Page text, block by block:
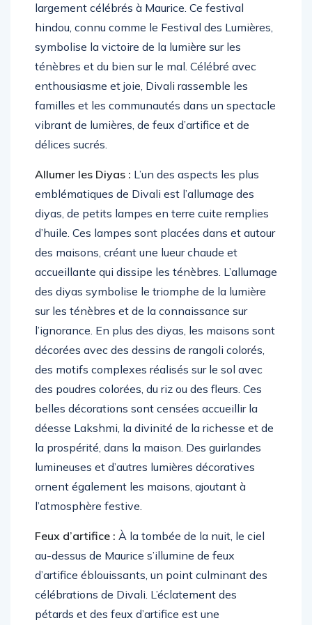
largement célébrés à Maurice. Ce festival
hindou, connu comme le Festival des Lumières,
symbolise la victoire de la lumière sur les
ténèbres et du bien sur le mal. Célébré avec
enthousiasme et joie, Divali rassemble les
familles et les communautés dans un spectacle
vibrant de lumières, de feux d’artifice et de
délices sucrés.
Allumer les Diyas : L’un des aspects les plus
emblématiques de Divali est l’allumage des
diyas, de petits lampes en terre cuite remplies
d’huile. Ces lampes sont placées dans et autour
des maisons, créant une lueur chaude et
accueillante qui dissipe les ténèbres. L’allumage
des diyas symbolise le triomphe de la lumière
sur les ténèbres et de la connaissance sur
l’ignorance. En plus des diyas, les maisons sont
décorées avec des dessins de rangoli colorés,
des motifs complexes réalisés sur le sol avec
des poudres colorées, du riz ou des fleurs. Ces
belles décorations sont censées accueillir la
déesse Lakshmi, la divinité de la richesse et de
la prospérité, dans la maison. Des guirlandes
lumineuses et d’autres lumières décoratives
ornent également les maisons, ajoutant à
l’atmosphère festive.
Feux d’artifice : À la tombée de la nuit, le ciel
au-dessus de Maurice s’illumine de feux
d’artifice éblouissants, un point culminant des
célébrations de Divali. L’éclatement des
pétards et des feux d’artifice est une